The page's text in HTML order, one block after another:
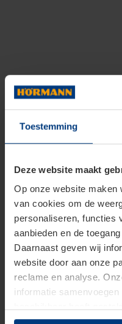
Toestemming
Deze website maakt
Op onze website maken
van cookies om de
personaliseren, functies
aanbieden en de
Daarnaast geven wij
website door aan onze
reclame en analyse.
informatie
hun diensten hebben